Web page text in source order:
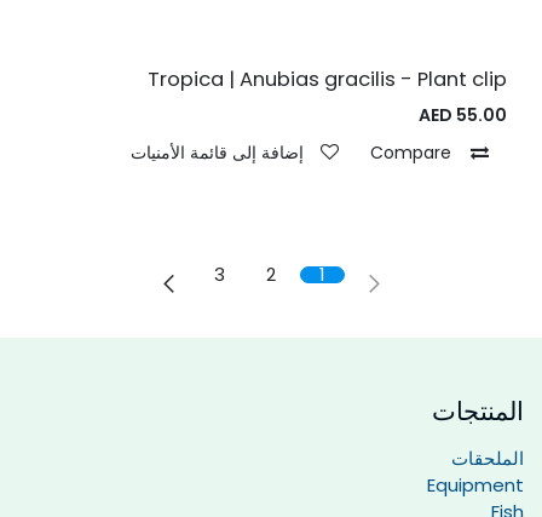
Tropica | Anubias gracilis - Plant clip
55.00
Compare
إضافة إلى قائمة الأمنيات
1
2
3
المنتجات
الملحقات
Equipment
Fish